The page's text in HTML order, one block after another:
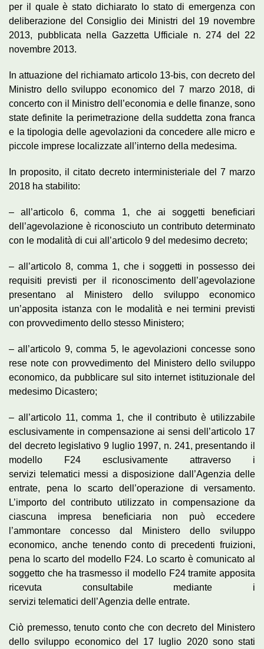
per il quale è stato dichiarato lo stato di emergenza con
deliberazione del Consiglio dei Ministri del 19 novembre
2013, pubblicata nella Gazzetta Ufficiale n. 274 del 22
novembre 2013.
In attuazione del richiamato articolo 13-bis, con decreto del
Ministro dello sviluppo economico del 7 marzo 2018, di
concerto con il Ministro dell’economia e delle finanze, sono
state definite la perimetrazione della suddetta zona franca
e la tipologia delle agevolazioni da concedere alle micro e
piccole imprese localizzate all’interno della medesima.
In proposito, il citato decreto interministeriale del 7 marzo
2018 ha stabilito:
– all’articolo 6, comma 1, che ai soggetti beneficiari
dell’agevolazione è riconosciuto un contributo determinato
con le modalità di cui all’articolo 9 del medesimo decreto;
– all’articolo 8, comma 1, che i soggetti in possesso dei
requisiti previsti per il riconoscimento dell’agevolazione
presentano al Ministero dello sviluppo economico
un’apposita istanza con le modalità e nei termini previsti
con provvedimento dello stesso Ministero;
– all’articolo 9, comma 5, le agevolazioni concesse sono
rese note con provvedimento del Ministero dello sviluppo
economico, da pubblicare sul sito internet istituzionale del
medesimo Dicastero;
– all’articolo 11, comma 1, che il contributo è utilizzabile
esclusivamente in compensazione ai sensi dell’articolo 17
del decreto legislativo 9 luglio 1997, n. 241, presentando il
modello F24 esclusivamente attraverso i
servizi telematici messi a disposizione dall’Agenzia delle
entrate, pena lo scarto dell’operazione di versamento.
L’importo del contributo utilizzato in compensazione da
ciascuna impresa beneficiaria non può eccedere
l’ammontare concesso dal Ministero dello sviluppo
economico, anche tenendo conto di precedenti fruizioni,
pena lo scarto del modello F24. Lo scarto è comunicato al
soggetto che ha trasmesso il modello F24 tramite apposita
ricevuta consultabile mediante i
servizi telematici dell’Agenzia delle entrate.
Ciò premesso, tenuto conto che con decreto del Ministero
dello sviluppo economico del 17 luglio 2020 sono stati